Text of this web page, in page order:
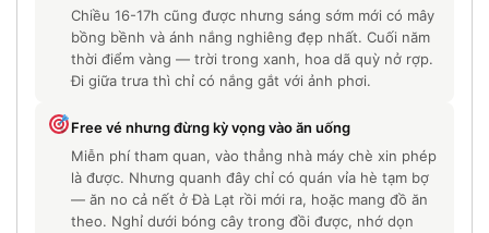
Chiều 16-17h cũng được nhưng sáng sớm mới có mây
bồng bềnh và ánh nắng nghiêng đẹp nhất. Cuối năm
thời điểm vàng — trời trong xanh, hoa dã quỳ nở rợp.
Đi giữa trưa thì chỉ có nắng gắt với ảnh phơi.
Free vé nhưng đừng kỳ vọng vào ăn uống
Miễn phí tham quan, vào thẳng nhà máy chè xin phép
là được. Nhưng quanh đây chỉ có quán vỉa hè tạm bợ
— ăn no cả nết ở Đà Lạt rồi mới ra, hoặc mang đồ ăn
theo. Nghỉ dưới bóng cây trong đồi được, nhớ dọn